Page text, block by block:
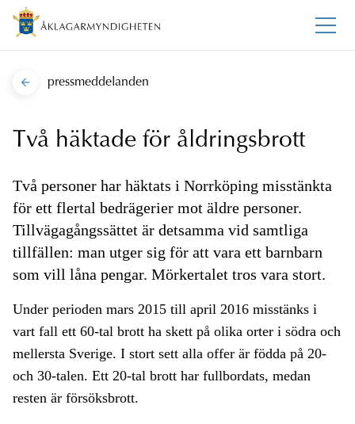
pressmeddelanden
Två häktade för åldringsbrott
Två personer har häktats i Norrköping misstänkta
för ett flertal bedrägerier mot äldre personer.
Tillvägagångssättet är detsamma vid samtliga
tillfällen: man utger sig för att vara ett barnbarn
som vill låna pengar. Mörkertalet tros vara stort.
Under perioden mars 2015 till april 2016 misstänks i
vart fall ett 60-tal brott ha skett på olika orter i södra och
mellersta Sverige. I stort sett alla offer är födda på 20-
och 30-talen. Ett 20-tal brott har fullbordats, medan
resten är försöksbrott.